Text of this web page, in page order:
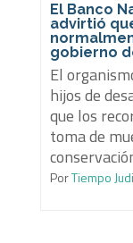
El Banco
advirtió
gobierno
El
hijos de
que los
toma de
PorTiempo